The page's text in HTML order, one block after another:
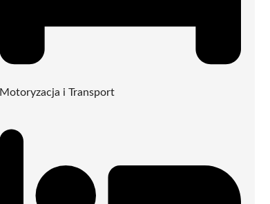
Motoryzacja i Transport